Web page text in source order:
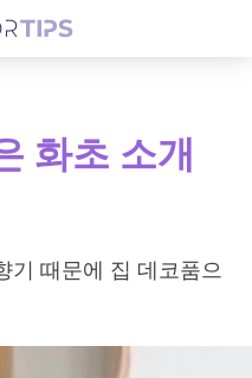
화초 소개
기 때문에 집 데코품으